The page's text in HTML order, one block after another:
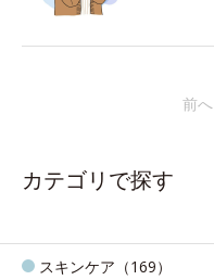
前へ
カテゴリで探す
スキンケア（169）